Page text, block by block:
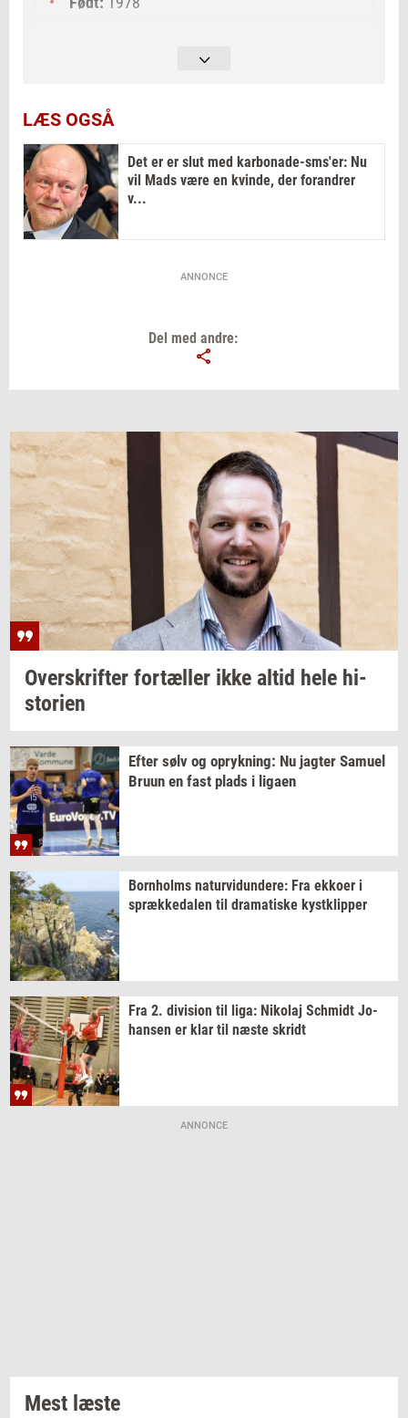
2025)
Baggrund:Tidligere minkavler
Familie: Bor i Sig med sin kone Tina
LÆS OGSÅ
Det er er slut med karbonade-sms'er: Nu
vil Mads være en kvinde, der forandrer
v...
ANNONCE
Del med andre:
Over­skrif­ter for­tæl­ler ikke altid hele hi­
sto­ri­en
Efter sølv og op­ryk­ning: Nu jag­ter Samu­el
Bruun en fast plads i liga­en
Born­holms na­tur­vi­dun­de­re: Fra ek­ko­er i
spræk­ke­da­len til dra­ma­ti­ske kyst­klip­per
Fra 2. di­vi­sion til liga: Ni­ko­laj Sch­midt Jo­
han­sen er klar til næste skridt
ANNONCE
Mest læste